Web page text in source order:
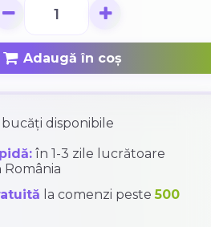
Adaugă în coș
bucăți disponibile
în 1-3 zile lucrătoare
la comenzi peste500